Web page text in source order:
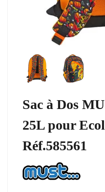
Sac à Dos
25L pour
Réf.585561